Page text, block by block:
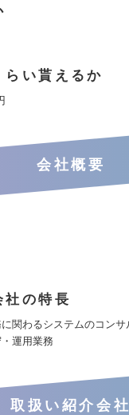
らい貰えるか
会社概要
社の特長
関わるシステムのコン
運用業務
取扱い紹介会社